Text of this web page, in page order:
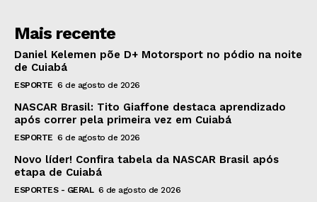
Mais recente
Daniel Kelemen põe D+ Motorsport no pódio na noite
de Cuiabá
ESPORTE 6 de agosto de 2026
NASCAR Brasil: Tito Giaffone destaca aprendizado
após correr pela primeira vez em Cuiabá
ESPORTE 6 de agosto de 2026
Novo líder! Confira tabela da NASCAR Brasil após
etapa de Cuiabá
ESPORTES - GERAL 6 de agosto de 2026